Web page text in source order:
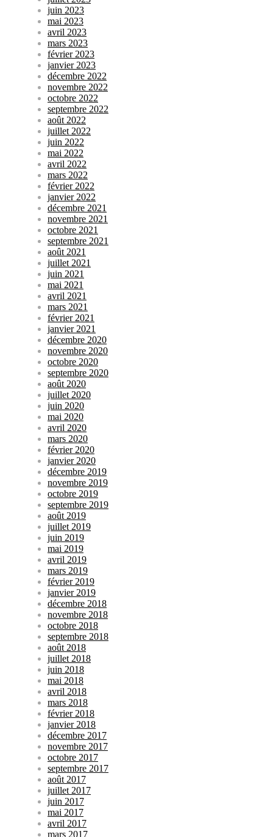
juin 2023
mai 2023
avril 2023
mars 2023
février 2023
janvier 2023
décembre 2022
novembre 2022
octobre 2022
septembre 2022
août 2022
juillet 2022
juin 2022
mai 2022
avril 2022
mars 2022
février 2022
janvier 2022
décembre 2021
novembre 2021
octobre 2021
septembre 2021
août 2021
juillet 2021
juin 2021
mai 2021
avril 2021
mars 2021
février 2021
janvier 2021
décembre 2020
novembre 2020
octobre 2020
septembre 2020
août 2020
juillet 2020
juin 2020
mai 2020
avril 2020
mars 2020
février 2020
janvier 2020
décembre 2019
novembre 2019
octobre 2019
septembre 2019
août 2019
juillet 2019
juin 2019
mai 2019
avril 2019
mars 2019
février 2019
janvier 2019
décembre 2018
novembre 2018
octobre 2018
septembre 2018
août 2018
juillet 2018
juin 2018
mai 2018
avril 2018
mars 2018
février 2018
janvier 2018
décembre 2017
novembre 2017
octobre 2017
septembre 2017
août 2017
juillet 2017
juin 2017
mai 2017
avril 2017
mars 2017